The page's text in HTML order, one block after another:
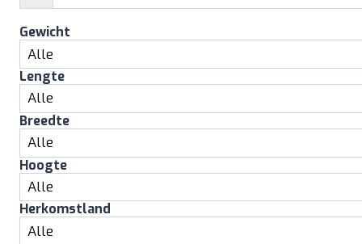
Gewicht
Lengte
Breedte
Hoogte
Herkomstland